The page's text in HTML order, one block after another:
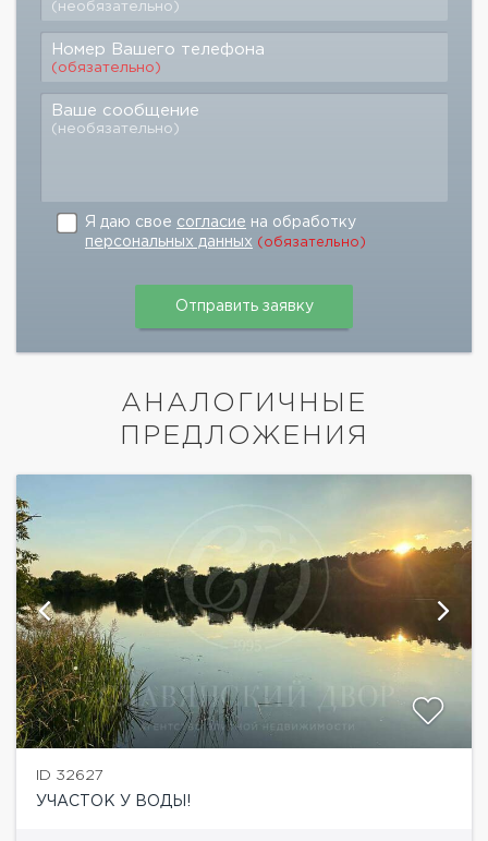
(необязательно)
Номер Вашего телефона
(обязательно)
Ваше сообщение
(необязательно)
Я даю свое согласие на обработку
персональных данных (обязательно)
АНАЛОГИЧНЫЕ
ПРЕДЛОЖЕНИЯ
ID 32627
УЧАСТОК У ВОДЫ!